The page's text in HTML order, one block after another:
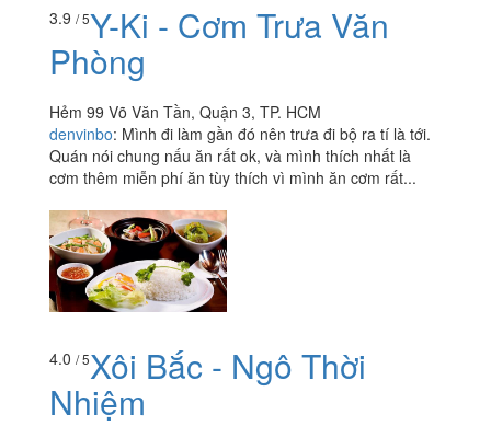
3.9 / 5Y-Ki - Cơm Trưa Văn
Phòng
Hẻm 99 Võ Văn Tần, Quận 3, TP. HCM
denvinbo: Mình đi làm gần đó nên trưa đi bộ ra tí là tới.
Quán nói chung nấu ăn rất ok, và mình thích nhất là
cơm thêm miễn phí ăn tùy thích vì mình ăn cơm rất...
4.0 / 5Xôi Bắc - Ngô Thời
Nhiệm